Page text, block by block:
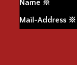
Name ※
Mail-Address ※